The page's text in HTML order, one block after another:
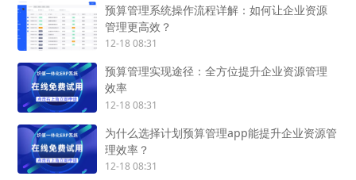
预算管理系统操作流程详解：如何让企业资源
管理更高效？
12-18 08:31
预算管理实现途径：全方位提升企业资源管理
效率
12-18 08:31
为什么选择计划预算管理app能提升企业资源管
理效率？
12-18 08:31